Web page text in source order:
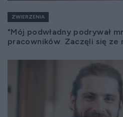
ZWIERZENIA
"Mój podwładny podrywał
pracowników. Zaczęli się ze